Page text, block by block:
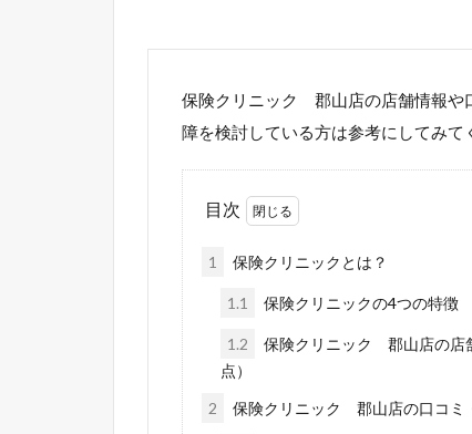
保険クリニック 郡山店の店舗情報や
障を検討している方は参考にしてみて
目次
1 保険クリニックとは？
1.1 保険クリニックの4つの特徴
1.2
保険クリニック 郡山店の店
点）
2
保険クリニック 郡山店の口コミ